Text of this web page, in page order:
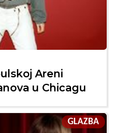
Areni
u Chicagu
GLAZBA